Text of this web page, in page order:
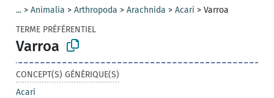
... >Animalia >Arthropoda >Arachnida >Acari >Varroa
TERME PRÉFÉRENTIEL
Varroa
CONCEPT(S) GÉNÉRIQUE(S)
Acari